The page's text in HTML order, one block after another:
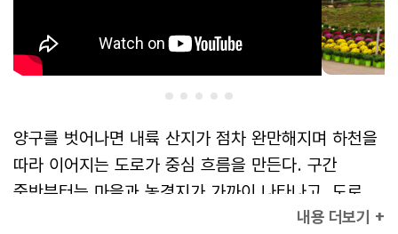
양구를 벗어나면 내륙 산지가 점차 완만해지며 하천을
따라 이어지는 도로가 중심 흐름을 만든다. 구간
중반부터는 마을과 농경지가 가까이 나타나고, 도로
구조가 단조로워져 안정적인 속도로 이동하기 쉬운
내용 더보기 +